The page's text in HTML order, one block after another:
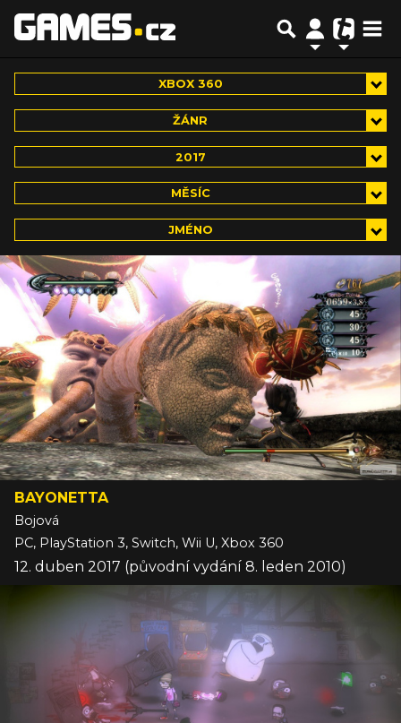
XBOX 360
ŽÁNR
2017
MĚSÍC
JMÉNO
BAYONETTA
Bojová
PC, PlayStation 3, Switch, Wii U, Xbox 360
12. duben 2017 (původní vydání 8. leden 2010)